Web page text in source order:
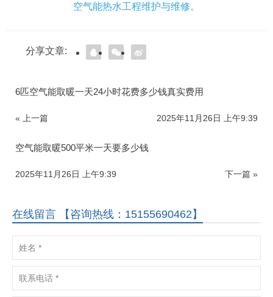
空气能热水工程维护与维修。
分享文章:
6匹空气能取暖一天24小时花费多少钱真实费用
« 上一篇 2025年11月26日 上午9:39
空气能取暖500平米一天要多少钱
下一篇 »
2025年11月26日 上午9:39
在线留言 【咨询热线：15155690462】